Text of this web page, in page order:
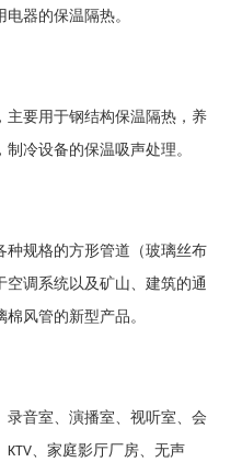
器的保温隔热。
主要用于钢结构保温隔热，养
冷设备的保温吸声处理。
种规格的方形管道（玻璃丝布
调系统以及矿山、建筑的通
风管的新型产品。
录音室、演播室、视听室、会
KTV、家庭影厅厂房、无声